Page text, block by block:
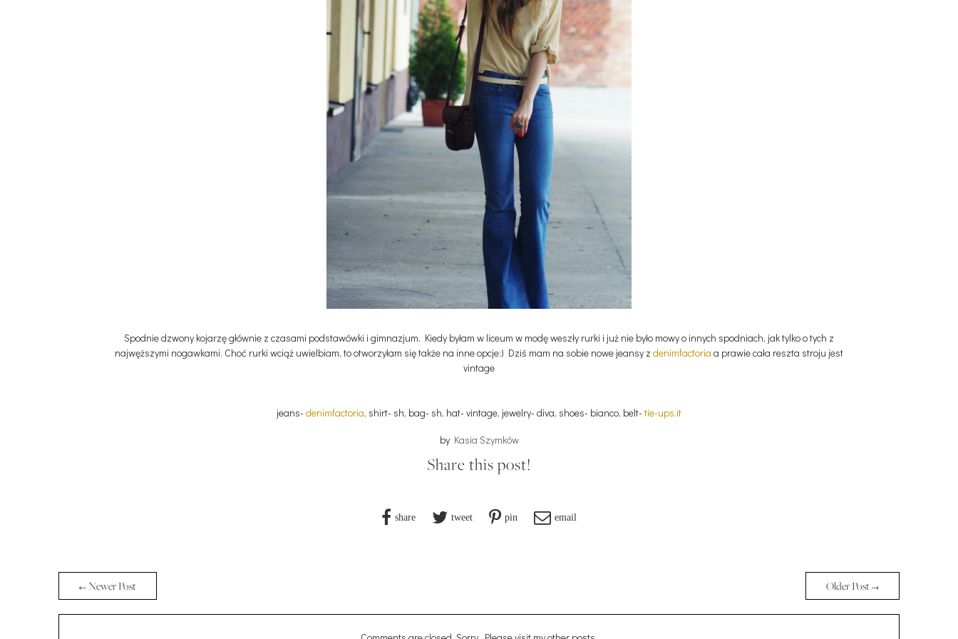
Spodnie dzwony kojarzę głównie z czasami podstawówki i gimnazjum. Kiedy byłam w liceum w modę weszły rurki i już nie było mowy o innych spodniach, jak tylko o tych z
najwęższymi nogawkami. Choć rurki wciąż uwielbiam, to otworzyłam się także na inne opcje:) Dziś mam na sobie nowe jeansy z denimfactoria a prawie cała reszta stroju jest
vintage
jeans- denimfactoria, shirt- sh, bag- sh, hat- vintage, jewelry- diva, shoes- bianco, belt- tie-ups.it
by Kasia Szymków
Share this post!
share tweet pin email
← Newer Post Older Post →